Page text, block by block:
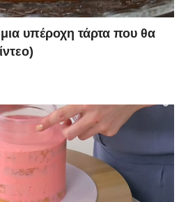
υπέροχη τάρτα που θα